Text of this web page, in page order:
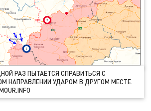
РАЗ ПЫТАЕТСЯ СПРАВИТЬСЯ С
НАПРАВЛЕНИИ УДАРОМ В ДРУГОМ МЕСТЕ.